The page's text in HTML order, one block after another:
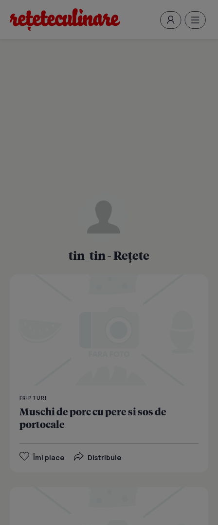
tin_tin - Rețete
FRIPTURI
Muschi de porc cu pere si sos de
portocale
Îmi place Distribuie